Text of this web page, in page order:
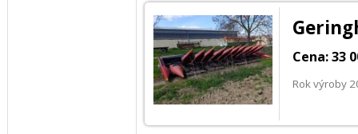
Cena: 33
Rok výroby